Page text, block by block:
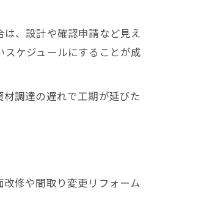
、設計や確認申請など見え
ケジュールにすることが成
調達の遅れで工期が延びた
修や間取り変更リフォーム